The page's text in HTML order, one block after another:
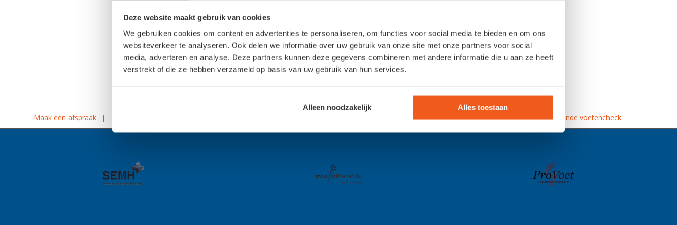
Deze website maakt gebruik van cookies
We gebruiken cookies om content en advertenties te personaliseren, om functies voor social media te bieden en om ons
websiteverkeer te analyseren. Ook delen we informatie over uw gebruik van onze site met onze partners voor social
media, adverteren en analyse. Deze partners kunnen deze gegevens combineren met andere informatie die u aan ze heeft
verstrekt of die ze hebben verzameld op basis van uw gebruik van hun services.
Alleen noodzakelijk Alles toestaan
Lees meer→
Maak een afspraak Aangepaste schoenen: voor elke voet de juiste oplossing Vrijblijvende voetencheck